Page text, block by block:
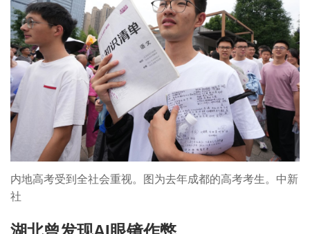
内地高考受到全社会重视。图为去年成都的高考考生。中新
社